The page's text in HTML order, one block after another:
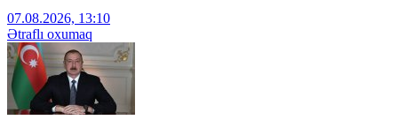
07.08.2026, 13:10
Ətraflı oxumaq